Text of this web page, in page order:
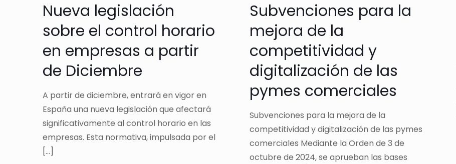
Nueva legislación
sobre el control horario
en empresas a partir
de Diciembre
A partir de diciembre, entrará en vigor en
España una nueva legislación que afectará
significativamente al control horario en las
empresas. Esta normativa, impulsada por el
[…]
Subvenciones para la
mejora de la
competitividad y
digitalización de las
pymes comerciales
Subvenciones para la mejora de la
competitividad y digitalización de las pymes
comerciales Mediante la Orden de 3 de
octubre de 2024, se aprueban las bases